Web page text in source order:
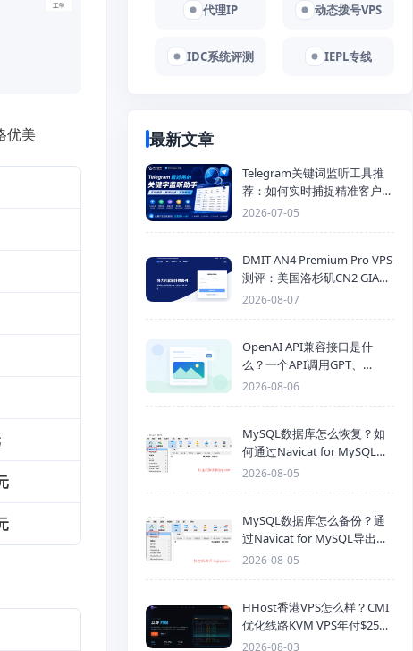
优美
代理IP 动态拨号VPS
IDC系统评测 IEPL专线
最新文章
Telegram关键词监听工具推
荐：如何实时捕捉精准客户，
提高获客效率？
2026-07-05
DMIT AN4 Premium Pro VPS
测评：美国洛杉矶CN2 GIA三
网优化线路性能测试
2026-08-07
OpenAI API兼容接口是什
么？一个API调用GPT、
Claude、Gemini、DeepSeek
2026-08-06
MySQL数据库怎么恢复？如
何通过Navicat for MySQL导
入SQL备份文件
2026-08-05
MySQL数据库怎么备份？通
过Navicat for MySQL导出
Mysql数据库为SQL格式备份
2026-08-05
HHost香港VPS怎么样？CMI
优化线路KVM VPS年付$25
起，4GB内存优惠套餐
2026-08-03